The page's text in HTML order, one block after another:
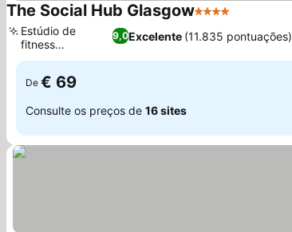
The Social Hub Glasgow4 Estrelas
9,0Excelente (11.835 pontuações)
Estúdio de
fitness
profissional
De € 69
Consulte os preços de 16 sites